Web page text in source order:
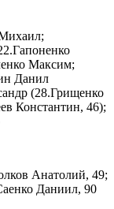
Максим;
Данил
(28.Грищенко
Константин, 46);
Анатолий, 49;
Даниил, 90